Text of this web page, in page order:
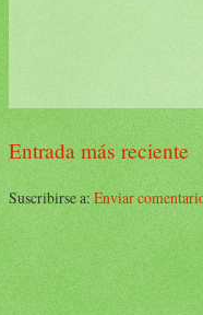
Entrada más reciente
Suscribirse a:Enviar